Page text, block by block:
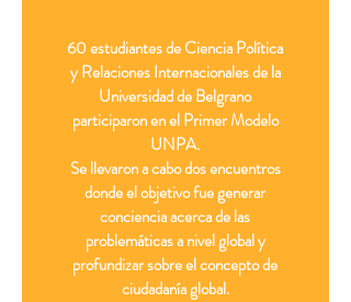
60 estudiantes de Ciencia Política
y Relaciones Internacionales de la
Universidad de Belgrano
participaron en el Primer Modelo
UNPA.
Se llevaron a cabo dos encuentros
donde el objetivo fue generar
conciencia acerca de las
problemáticas a nivel global y
profundizar sobre el concepto de
ciudadanía global.